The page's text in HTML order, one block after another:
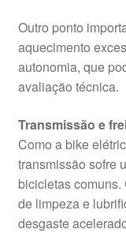
Outro ponto
aquecimento
autonomia, que
avaliação técnica.
Transmissão e
Como a bike
transmissão sofre
bicicletas
de limpeza e
desgaste